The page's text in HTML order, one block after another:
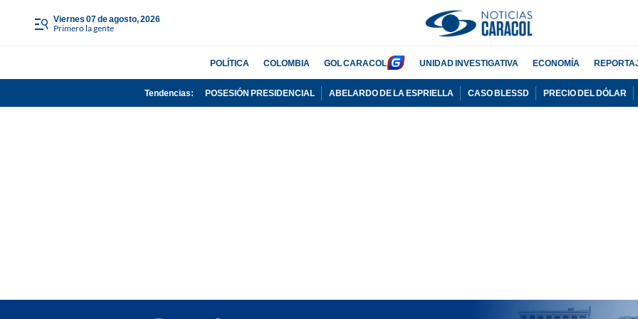
viernes 07 de agosto, 2026
Primero la gente
POLÍTICA COLOMBIA GOL CARACOL UNIDAD INVESTIGATIVA ECONOMÍA
Tendencias: POSESIÓN PRESIDENCIAL ABELARDO DE LA ESPRIELLA CASO BLESSD PRECIO DEL DÓLAR